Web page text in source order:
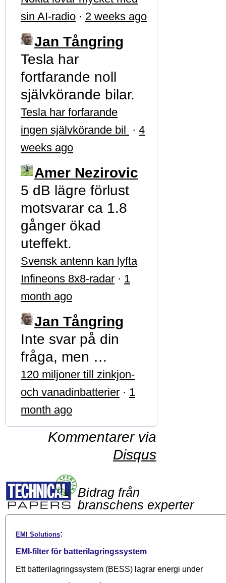
sin AI-radio · 2 weeks ago
Jan Tångring
Tesla har
fortfarande noll
självkörande bilar.
Tesla har forfarande
ingen självkörande bil · 4
weeks ago
Amer Nezirovic
5 dB lägre förlust
motsvarar ca 1.8
gånger ökad
uteffekt.
Svensk antenn kan lyfta
Infineons 8x8-radar · 1
month ago
Jan Tångring
Inte svar på din
fråga, men …
120 miljoner till zinkjon-
och vanadinbatterier · 1
month ago
Kommentarer via
Disqus
Bidrag från
branschens experter
EMI Solutions:
EMI-filter för batterilagringssystem
Ett batterilagringssystem (BESS) lagrar energi under